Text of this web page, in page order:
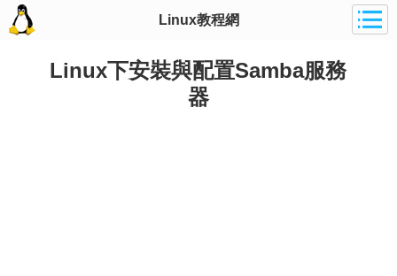
Linux教程網
Linux下安裝與配置Samba服務
器